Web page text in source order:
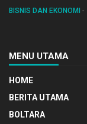
BISNIS DAN EKONOMI
MENU UTAMA
HOME
BERITA UTAMA
BOLTARA